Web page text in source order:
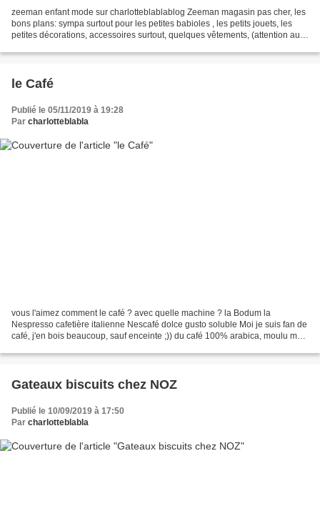
zeeman enfant mode sur charlotteblablablog Zeeman magasin pas cher, les
bons plans: sympa surtout pour les petites babioles , les petits jouets, les
petites décorations, accessoires surtout, quelques vêtements, (attention aux
le Café
Publié le 05/11/2019 à 19:28
Par charlotteblabla
vous l'aimez comment le café ? avec quelle machine ? la Bodum la
Nespresso cafetière italienne Nescafé dolce gusto soluble Moi je suis fan de
café, j'en bois beaucoup, sauf enceinte ;)) du café 100% arabica, moulu mais
Gateaux biscuits chez NOZ
Publié le 10/09/2019 à 17:50
Par charlotteblabla